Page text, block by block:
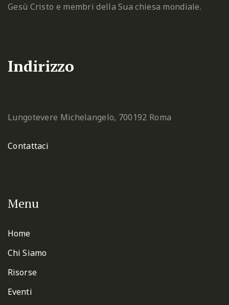
Gesù Cristo e membri della Sua chiesa mondiale.
Indirizzo
Lungotevere Michelangelo, 700192 Roma
Contattaci
Menu
Home
Chi Siamo
Risorse
Eventi